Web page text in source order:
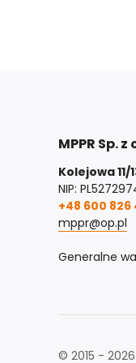
MPPR Sp. z
Kolejowa 11/
NIP:
+48 600 826
mppr@op.pl
Generalne
© 2015 - 2026